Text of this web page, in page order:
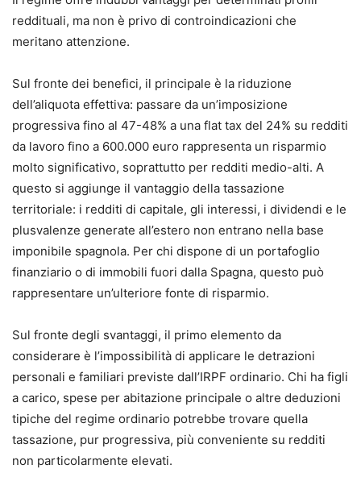
reddituali, ma non è privo di controindicazioni che
meritano attenzione.
Sul fronte dei benefici, il principale è la riduzione
dell’aliquota effettiva: passare da un’imposizione
progressiva fino al 47-48% a una flat tax del 24% su redditi
da lavoro fino a 600.000 euro rappresenta un risparmio
molto significativo, soprattutto per redditi medio-alti. A
questo si aggiunge il vantaggio della tassazione
territoriale: i redditi di capitale, gli interessi, i dividendi e le
plusvalenze generate all’estero non entrano nella base
imponibile spagnola. Per chi dispone di un portafoglio
finanziario o di immobili fuori dalla Spagna, questo può
rappresentare un’ulteriore fonte di risparmio.
Sul fronte degli svantaggi, il primo elemento da
considerare è l’impossibilità di applicare le detrazioni
personali e familiari previste dall’IRPF ordinario. Chi ha figli
a carico, spese per abitazione principale o altre deduzioni
tipiche del regime ordinario potrebbe trovare quella
tassazione, pur progressiva, più conveniente su redditi
non particolarmente elevati.